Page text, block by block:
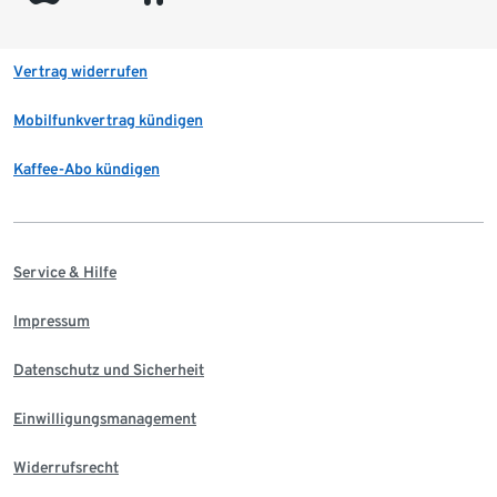
Vertrag widerrufen
Mobilfunkvertrag kündigen
Kaffee-Abo kündigen
Service & Hilfe
Impressum
Datenschutz und Sicherheit
Einwilligungsmanagement
Widerrufsrecht